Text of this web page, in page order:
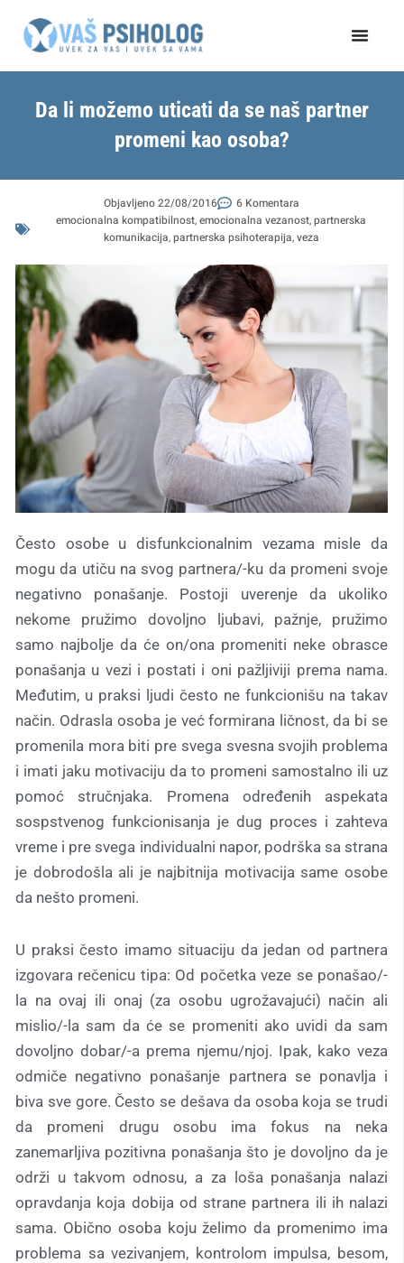
Da li možemo uticati da se naš partner
promeni kao osoba?
Objavljeno22/08/2016
6 Komentara
emocionalna kompatibilnost,emocionalna vezanost,partnerska
komunikacija,partnerska psihoterapija,veza
Često osobe u disfunkcionalnim vezama misle da
mogu da utiču na svog partnera/-ku da promeni svoje
negativno ponašanje. Postoji uverenje da ukoliko
nekome pružimo dovoljno ljubavi, pažnje, pružimo
samo najbolje da će on/ona promeniti neke obrasce
ponašanja u vezi i postati i oni pažljiviji prema nama.
Međutim, u praksi ljudi često ne funkcionišu na takav
način. Odrasla osoba je već formirana ličnost, da bi se
promenila mora biti pre svega svesna svojih problema
i imati jaku motivaciju da to promeni samostalno ili uz
pomoć stručnjaka. Promena određenih aspekata
sospstvenog funkcionisanja je dug proces i zahteva
vreme i pre svega individualni napor, podrška sa strana
je dobrodošla ali je najbitnija motivacija same osobe
da nešto promeni.
U praksi često imamo situaciju da jedan od partnera
izgovara rečenicu tipa: Od početka veze se ponašao/-
la na ovaj ili onaj (za osobu ugrožavajući) način ali
mislio/-la sam da će se promeniti ako uvidi da sam
dovoljno dobar/-a prema njemu/njoj. Ipak, kako veza
odmiče negativno ponašanje partnera se ponavlja i
biva sve gore. Često se dešava da osoba koja se trudi
da promeni drugu osobu ima fokus na neka
zanemarljiva pozitivna ponašanja što je dovoljno da je
održi u takvom odnosu, a za loša ponašanja nalazi
opravdanja koja dobija od strane partnera ili ih nalazi
sama. Obično osoba koju želimo da promenimo ima
problema sa vezivanjem, kontrolom impulsa, besom,